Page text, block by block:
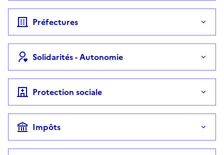
Préfectures
Solidarités - Autonomie
Protection sociale
Impôts